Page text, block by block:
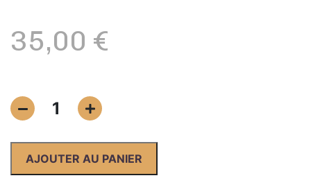
35,00 €
quantité
de
Grande
Faune
1
AJOUTER AU PANIER